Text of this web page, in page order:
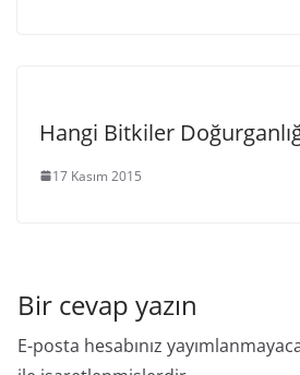
Hangi Bitkiler
17 Kasım 2015
Bir cevap yazın
E-posta hesabınız